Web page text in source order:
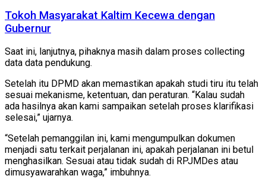
Tokoh Masyarakat Kaltim Kecewa dengan
Gubernur
Saat ini, lanjutnya, pihaknya masih dalam proses collecting
data data pendukung.
Setelah itu DPMD akan memastikan apakah studi tiru itu telah
sesuai mekanisme, ketentuan, dan peraturan. “Kalau sudah
ada hasilnya akan kami sampaikan setelah proses klarifikasi
selesai,” ujarnya.
“Setelah pemanggilan ini, kami mengumpulkan dokumen
menjadi satu terkait perjalanan ini, apakah perjalanan ini betul
menghasilkan. Sesuai atau tidak sudah di RPJMDes atau
dimusyawarahkan waga,” imbuhnya.